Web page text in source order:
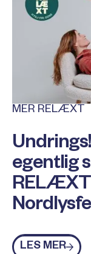
MER RELÆXT
egentlig
Les mer
LES MER